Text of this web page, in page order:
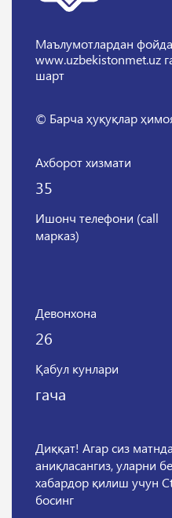
Маълумотлардан
www.uzbekistonmet.uz
шарт
© Барча ҳуқуқлар
Ахборот хизмати
35
Ишонч телефони (call
марказ)
Девонхона
26
Қабул кунлари
гача
Диққат! Агар сиз
аниқласангиз, уларни
хабардор қилиш учун
босинг